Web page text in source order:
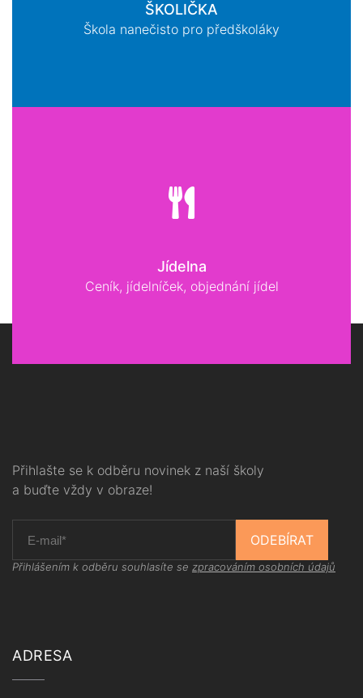
ŠKOLIČKA
Škola nanečisto pro předškoláky
Jídelna
Ceník, jídelníček, objednání jídel
Přihlašte se k odběru novinek z naší školy
a buďte vždy v obraze!
ODEBÍRAT
Přihlášením k odběru souhlasíte se zpracováním osobních údajů
ADRESA